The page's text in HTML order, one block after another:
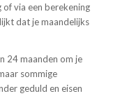
via een berekening
dat je maandelijks
24 maanden om je
sommige
geduld en eisen